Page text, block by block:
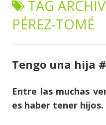
TAG
PÉREZ-TOMÉ
Tengo una hija
Entre las muchas
es haber tener hijos.